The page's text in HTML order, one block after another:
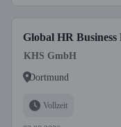
Global HR
KHS GmbH
Dortmund
Vollzeit